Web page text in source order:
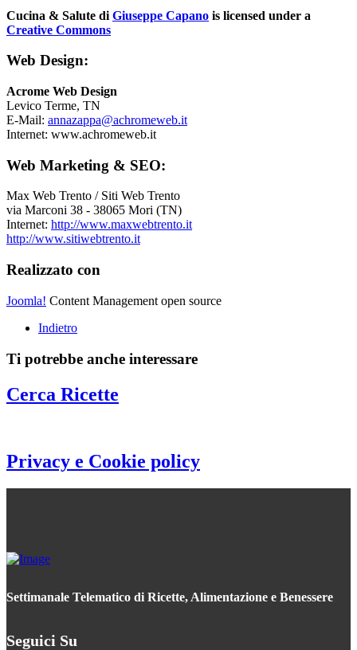
Cucina & Salute di Giuseppe Capano is licensed under a
Creative Commons
Web Design:
Acrome Web Design
Levico Terme, TN
E-Mail: annazappa@achromeweb.it
Internet: www.achromeweb.it
Web Marketing & SEO:
Max Web Trento / Siti Web Trento
via Marconi 38 - 38065 Mori (TN)
Internet: http://www.maxwebtrento.it
http://www.sitiwebtrento.it
Realizzato con
Joomla! Content Management open source
Indietro
Ti potrebbe anche interessare
Cerca Ricette
Privacy e Cookie policy
Settimanale Telematico di Ricette, Alimentazione e Benessere
Seguici Su